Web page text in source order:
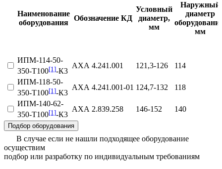
Наименование
оборудования
Обозначение КД
Условный
диаметр,
мм
Наружный
диаметр
мм
ИПМ-114-50-
350-Т100[1]-К3
АХА 4.241.001 121,3-126
114
ИПМ-118-50-
350-Т100[1]-К3
АХА 4.241.001‑01 124,7-132
118
ИПМ-140-62-
350-Т100[1]-К3
АХА 2.839.258 146-152 140
Подбор оборудования
В случае если не нашли подходящее оборудование
осуществим
подбор или разработку по индивидуальным требованиям